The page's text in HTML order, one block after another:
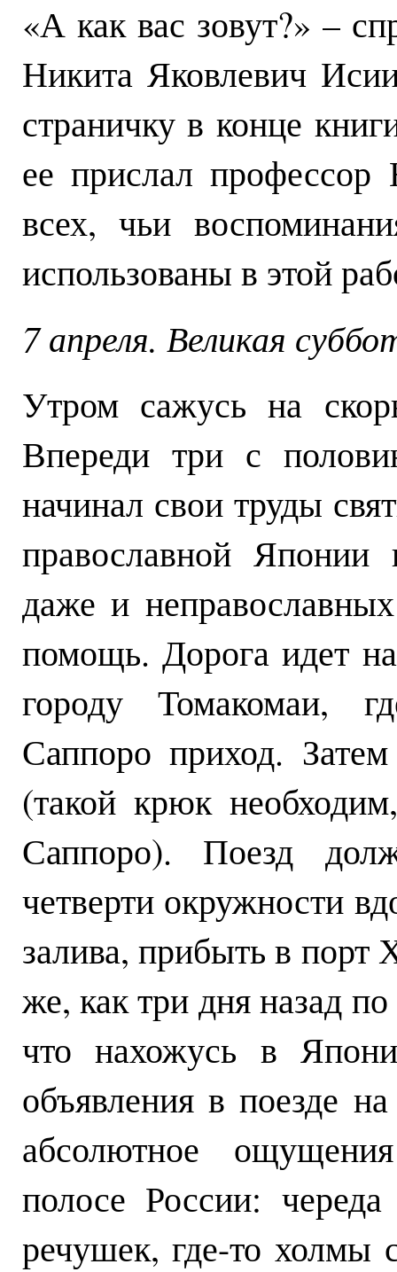
«А как вас зовут?» –
Никита Яковлевич
страничку в конце
ее прислал профессор
всех, чьи
использованы в этой
7 апреля. Великая
Утром сажусь на
Впереди три с
начинал свои труды
православной Японии
даже и
помощь. Дорога идет
городу Томакомаи,
Саппоро приход.
(такой крюк
Саппоро). Поезд
четверти окружности
залива, прибыть в порт
же, как три дня назад
что нахожусь в
объявления в поезде
абсолютное
полосе России:
речушек, где-то холмы